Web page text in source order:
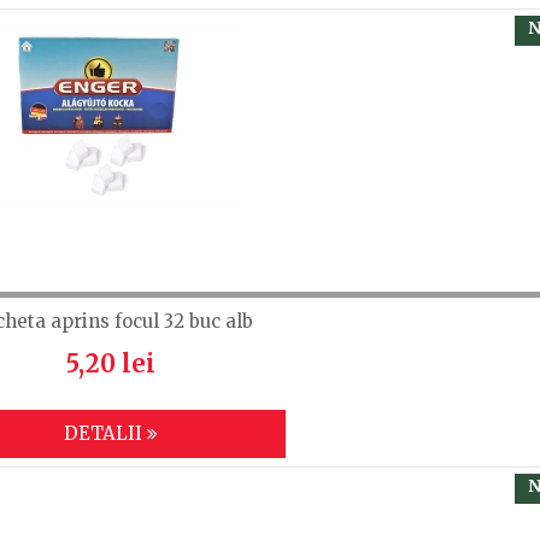
aprins focul 32 buc alb
5,20 lei
DETALII